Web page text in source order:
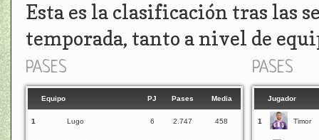
Esta es la clasificación tras las
temporada, tanto a nivel de
PASES
Equipo PJ Pases Media
1 Lugo 6 2.747 458
PASES
Jugador
1 Timor